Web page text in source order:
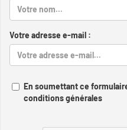
Votre adresse e-mail :
En soumettant ce
conditions générales